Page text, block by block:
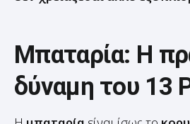
δύναμη του 13
Ημπαταρίαείναι ίσως το